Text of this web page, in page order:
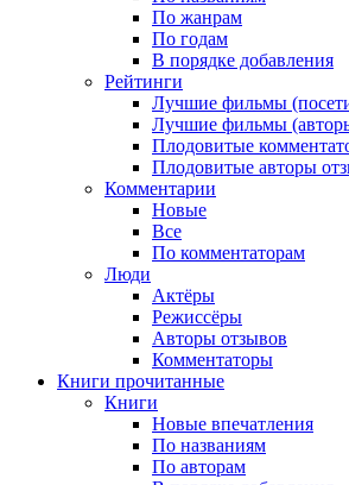
По жанрам
По годам
В порядке добавления
Рейтинги
Лучшие фильмы
Лучшие фильмы
Плодовитые
Плодовитые авторы
Комментарии
Новые
Все
По комментаторам
Люди
Актёры
Режиссёры
Авторы отзывов
Комментаторы
Книги прочитанные
Книги
Новые впечатления
По названиям
По авторам